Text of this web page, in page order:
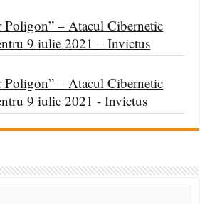
Poligon” – Atacul Cibernetic
9 iulie 2021 – Invictus
Poligon” – Atacul Cibernetic
9 iulie 2021 - Invictus